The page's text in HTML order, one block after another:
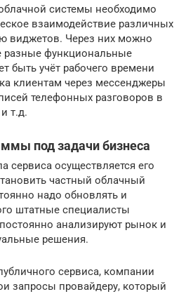
системы необходимо
взаимодействие различных
виджетов. Через них можно
разные функциональные
быть учёт рабочего времени
клиентам через мессенджеры
телефонных разговоров в
т.д.
под задачи бизнеса
сервиса осуществляется его
частный облачный
надо обновлять и
штатные специалисты
анализируют рынок и
решения.
сервиса, компании
запросы провайдеру, который